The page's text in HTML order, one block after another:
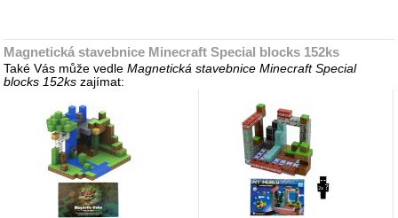
Magnetická stavebnice Minecraft Special blocks 152ks
Také Vás může vedleMagnetická stavebnice Minecraft Special
blocks 152ks zajímat: